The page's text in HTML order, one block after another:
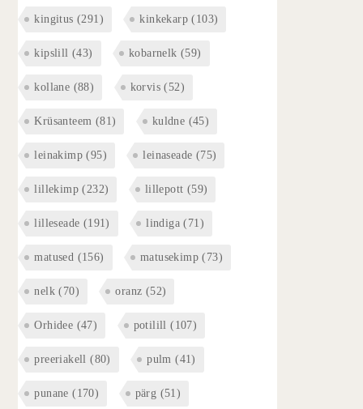
kingitus (291) kinkekarp (103)
kipslill (43) kobarnelk (59)
kollane (88) korvis (52)
Krüsanteem (81) kuldne (45)
leinakimp (95) leinaseade (75)
lillekimp (232) lillepott (59)
lilleseade (191) lindiga (71)
matused (156) matusekimp (73)
nelk (70) oranz (52)
Orhidee (47) potilill (107)
preeriakell (80) pulm (41)
punane (170) pärg (51)